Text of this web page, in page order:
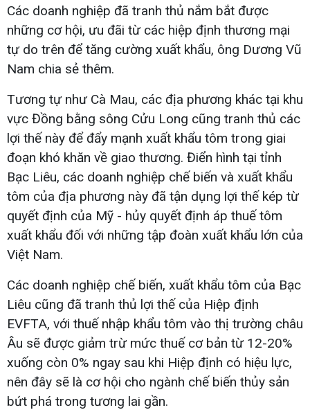
Các doanh nghiệp đã tranh thủ nắm bắt được
những cơ hội, ưu đãi từ các hiệp định thương mại
tự do trên để tăng cường xuất khẩu, ông Dương Vũ
Nam chia sẻ thêm.
Tương tự như Cà Mau, các địa phương khác tại khu
vực Đồng bằng sông Cửu Long cũng tranh thủ các
lợi thế này để đẩy mạnh xuất khẩu tôm trong giai
đoạn khó khăn về giao thương. Điển hình tại tỉnh
Bạc Liêu, các doanh nghiệp chế biến và xuất khẩu
tôm của địa phương này đã tận dụng lợi thế kép từ
quyết định của Mỹ - hủy quyết định áp thuế tôm
xuất khẩu đối với những tập đoàn xuất khẩu lớn của
Việt Nam.
Các doanh nghiệp chế biến, xuất khẩu tôm của Bạc
Liêu cũng đã tranh thủ lợi thế của Hiệp định
EVFTA, với thuế nhập khẩu tôm vào thị trường châu
Âu sẽ được giảm trừ mức thuế cơ bản từ 12-20%
xuống còn 0% ngay sau khi Hiệp định có hiệu lực,
nên đây sẽ là cơ hội cho ngành chế biến thủy sản
bứt phá trong tương lai gần.